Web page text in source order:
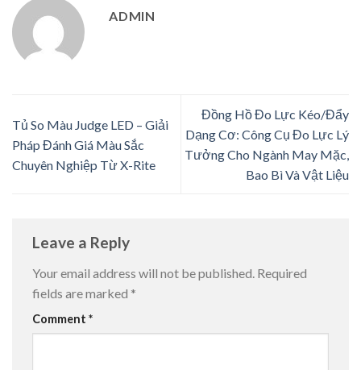
ADMIN
Tủ So Màu Judge LED – Giải
Pháp Đánh Giá Màu Sắc
Chuyên Nghiệp Từ X-Rite
Đồng Hồ Đo Lực Kéo/Đẩy
Dạng Cơ: Công Cụ Đo Lực Lý
Tưởng Cho Ngành May Mặc,
Bao Bì Và Vật Liệu
Leave a Reply
Your email address will not be published. Required
fields are marked *
Comment *